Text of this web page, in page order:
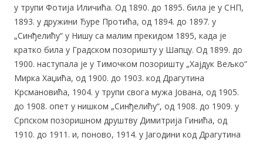
у трупи Фотија Иличића. Од 1890. до 1895. била је у СНП,
1893. у дружини Ђуре Протића, од 1894. до 1897. у
„Синђелићу“ у Нишу са малим прекидом 1895, када је
кратко била у Градском позоришту у Шапцу. Од 1899. до
1900. наступала је у Тимочком позоришту „Хајдук Вељко“
Мирка Хаџића, од 1900. до 1903. код Драгутина
Крсмановића, 1904. у трупи свога мужа Јована, од 1905.
до 1908. опет у нишком „Синђелићу“, од 1908. до 1909. у
Српском позоришном друштву Димитрија Гинића, од
1910. до 1911. и, поново, 1914. у Јагодини код Драгутина